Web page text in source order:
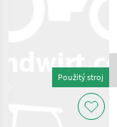
Použitý stroj